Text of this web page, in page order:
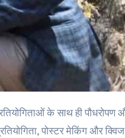
पोस्टर मेकिंग और क्विज